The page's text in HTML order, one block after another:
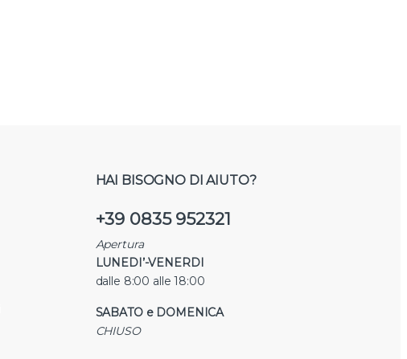
HAI BISOGNO DI AIUTO?
+39 0835 952321
Apertura
LUNEDI’-VENERDI
dalle 8:00 alle 18:00
SABATO e DOMENICA
CHIUSO